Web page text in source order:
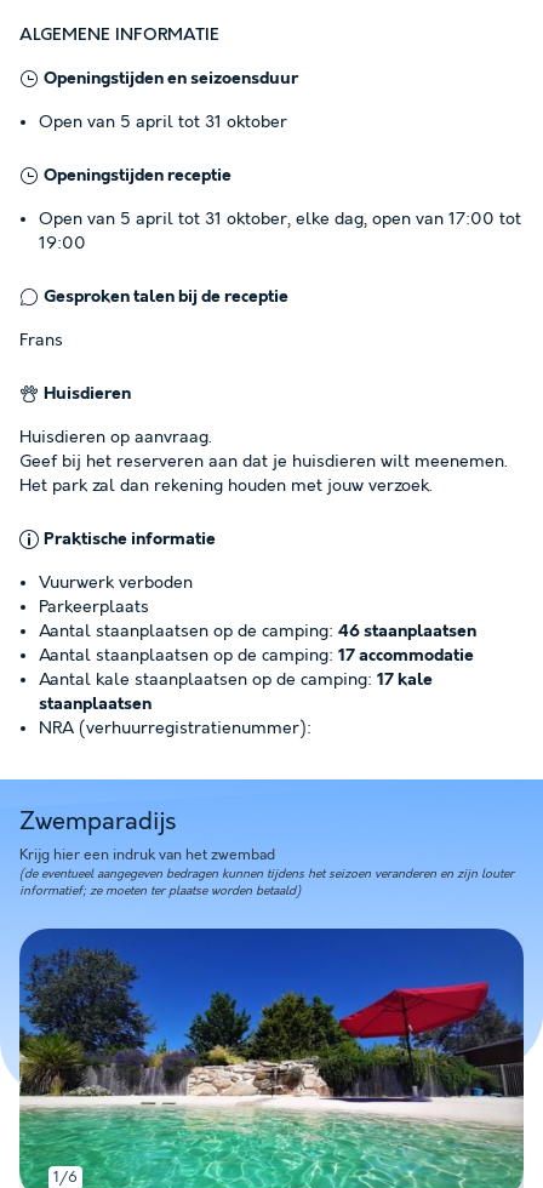
ALGEMENE INFORMATIE
Openingstijden en seizoensduur
Open van 5 april tot 31 oktober
Openingstijden receptie
Open van 5 april tot 31 oktober, elke dag, open van 17:00 tot
19:00
Gesproken talen bij de receptie
Frans
Huisdieren
Huisdieren op aanvraag.
Geef bij het reserveren aan dat je huisdieren wilt meenemen.
Het park zal dan rekening houden met jouw verzoek.
Praktische informatie
Vuurwerk verboden
Parkeerplaats
Aantal staanplaatsen op de camping: 46 staanplaatsen
Aantal staanplaatsen op de camping: 17 accommodatie
Aantal kale staanplaatsen op de camping: 17 kale
staanplaatsen
NRA (verhuurregistratienummer):
Zwemparadijs
Krijg hier een indruk van het zwembad
(de eventueel aangegeven bedragen kunnen tijdens het seizoen veranderen en zijn louter
informatief; ze moeten ter plaatse worden betaald)
1/6